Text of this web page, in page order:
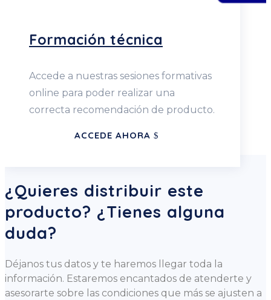
Formación técnica
Accede a nuestras sesiones formativas
online para poder realizar una
correcta recomendación de producto.
ACCEDE AHORA
¿Quieres distribuir este
producto? ¿Tienes alguna
duda?
Déjanos tus datos y te haremos llegar toda la
información. Estaremos encantados de atenderte y
asesorarte sobre las condiciones que más se ajusten a